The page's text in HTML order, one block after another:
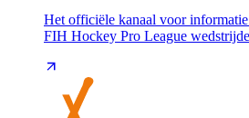
Het officiële kanaal voor
FIH Hockey Pro League